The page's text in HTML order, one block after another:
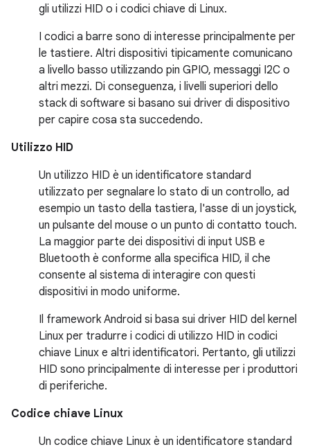
gli utilizzi HID o i codici chiave di Linux.
I codici a barre sono di interesse principalmente per
le tastiere. Altri dispositivi tipicamente comunicano
a livello basso utilizzando pin GPIO, messaggi I2C o
altri mezzi. Di conseguenza, i livelli superiori dello
stack di software si basano sui driver di dispositivo
per capire cosa sta succedendo.
Utilizzo HID
Un utilizzo HID è un identificatore standard
utilizzato per segnalare lo stato di un controllo, ad
esempio un tasto della tastiera, l'asse di un joystick,
un pulsante del mouse o un punto di contatto touch.
La maggior parte dei dispositivi di input USB e
Bluetooth è conforme alla specifica HID, il che
consente al sistema di interagire con questi
dispositivi in modo uniforme.
Il framework Android si basa sui driver HID del kernel
Linux per tradurre i codici di utilizzo HID in codici
chiave Linux e altri identificatori. Pertanto, gli utilizzi
HID sono principalmente di interesse per i produttori
di periferiche.
Codice chiave Linux
Un codice chiave Linux è un identificatore standard